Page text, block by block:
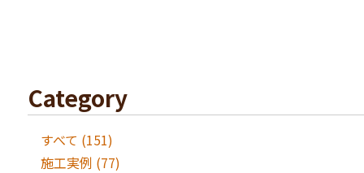
Category
すべて (151)
施工実例 (77)